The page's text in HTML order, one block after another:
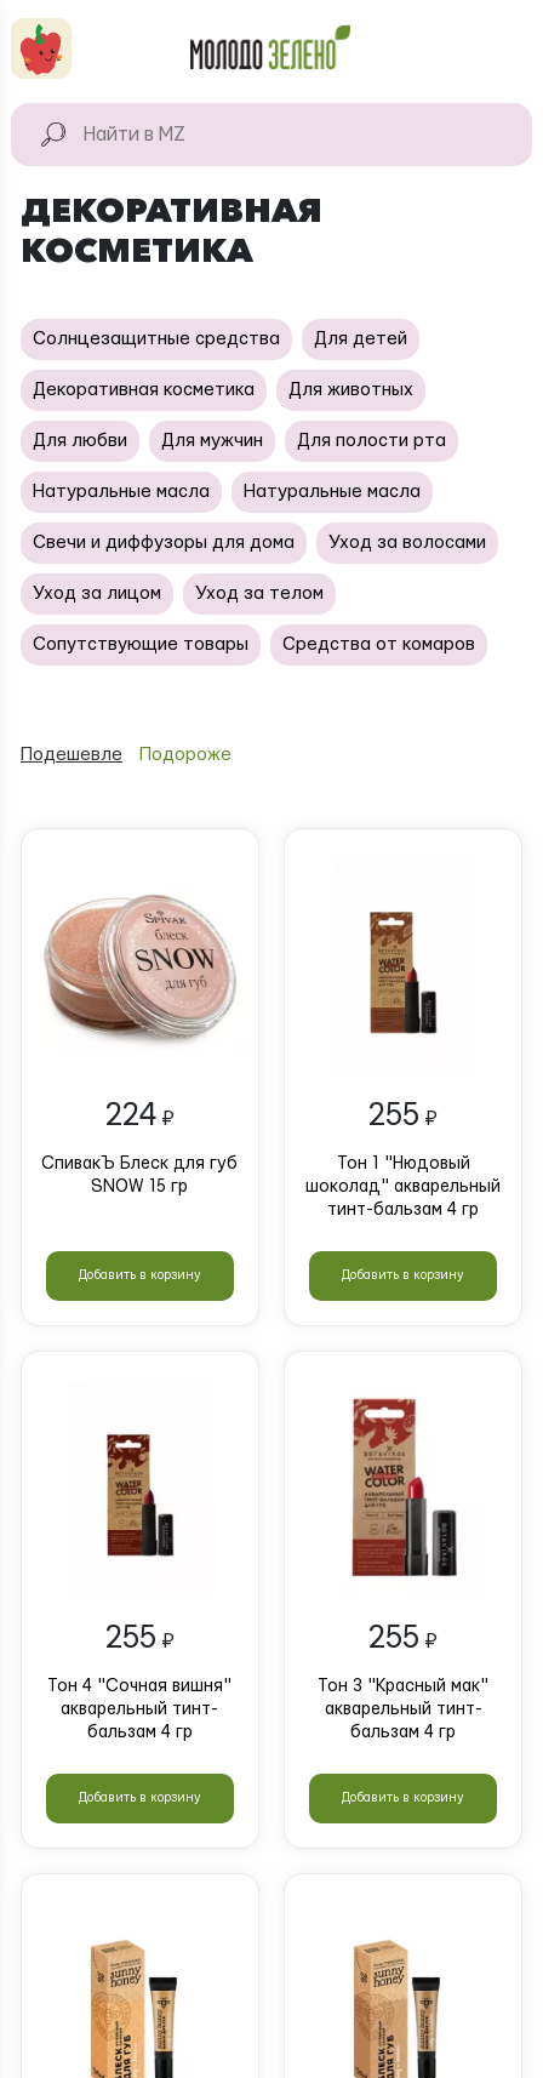
КАТАЛОГ
продукты
Для дома
косметика
ДЕКОРАТИВНАЯ
КОСМЕТИКА
Солнцезащитные средства Для детей
Декоративная косметика Для животных
Для любви Для мужчин Для полости рта
Натуральные масла Натуральные масла
Свечи и диффузоры для дома Уход за волосами
Уход за лицом Уход за телом
Сопутствующие товары Средства от комаров
Подешевле Подороже
224 ₽
СпивакЪ Блеск для губ
SNOW 15 гр
Добавить в корзину
255 ₽
Тон 1 "Нюдовый
шоколад" акварельный
тинт-бальзам 4 гр
Добавить в корзину
255 ₽
Тон 4 "Сочная вишня"
акварельный тинт-
бальзам 4 гр
Добавить в корзину
255 ₽
Тон 3 "Красный мак"
акварельный тинт-
бальзам 4 гр
Добавить в корзину